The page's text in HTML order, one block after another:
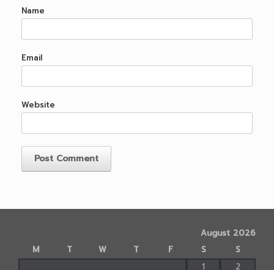
Name
Email
Website
August 2026
M
T W T F S
S
1
2